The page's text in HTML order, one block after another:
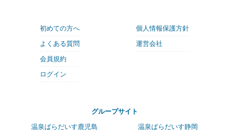
初めての方へ
よくある質問
会員規約
ログイン
個人情報保護方針
運営会社
グループサイト
温泉ぱらだいす鹿児島 温泉ぱらだいす静岡